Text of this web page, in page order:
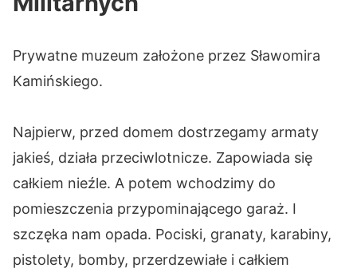
Prywatne muzeum założone przez Sławomira
Kamińskiego.
Najpierw, przed domem dostrzegamy armaty
jakieś, działa przeciwlotnicze. Zapowiada się
całkiem nieźle. A potem wchodzimy do
pomieszczenia przypominającego garaż. I
szczęka nam opada. Pociski, granaty, karabiny,
pistolety, bomby, przerdzewiałe i całkiem